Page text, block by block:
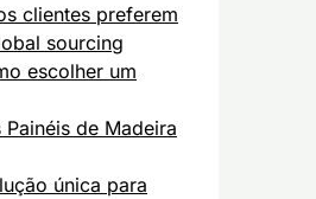
clientes preferem
sourcing
escolher um
de Madeira
única para